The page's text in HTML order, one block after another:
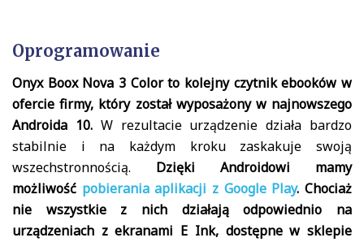
Oprogramowanie
Onyx Boox Nova 3 Color to kolejny czytnik ebooków w
ofercie firmy, który został wyposażony w najnowszego
Androida 10.W rezultacie urządzenie działa bardzo
stabilnie i na każdym kroku zaskakuje swoją
wszechstronnością. Dzięki Androidowi mamy
możliwość pobierania aplikacji z Google Play. Chociaż
nie wszystkie z nich działają odpowiednio na
urządzeniach z ekranami E Ink, dostępne w sklepie